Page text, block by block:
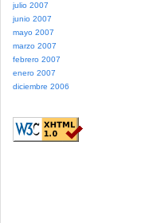
julio 2007
junio 2007
mayo 2007
marzo 2007
febrero 2007
enero 2007
diciembre 2006